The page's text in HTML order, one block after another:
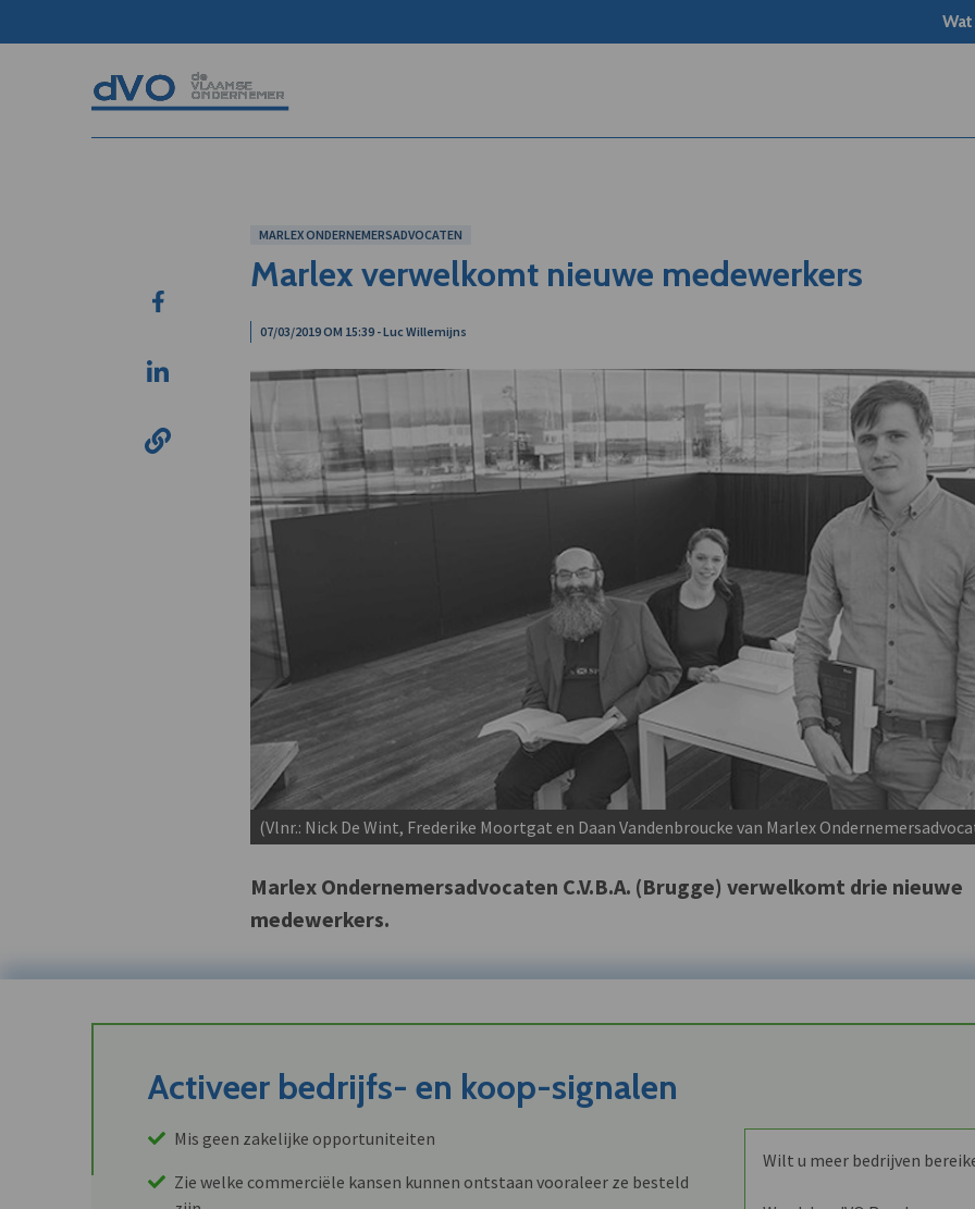
MARLEX ONDERNEMERSADVOCATEN
Marlex verwelkomt nieuwe medewerkers
07/03/2019 OM 15:39 - Luc Willemijns
(Vlnr.: Nick De Wint, Frederike Moortgat en Daan Vandenbroucke van Marlex
Marlex Ondernemersadvocaten C.V.B.A. (Brugge) verwelkomt drie nieuwe
medewerkers.
Activeer bedrijfs- en koop-signalen
Mis geen zakelijke opportuniteiten
Zie welke commerciële kansen kunnen ontstaan vooraleer ze besteld
Wilt u meer bedrijven